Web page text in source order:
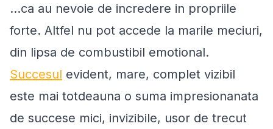
…ca au nevoie de incredere in propriile
forte. Altfel nu pot accede la marile meciuri,
din lipsa de combustibil emotional.
Succesul evident, mare, complet vizibil
este mai totdeauna o suma impresionanata
de succese mici, invizibile, usor de trecut